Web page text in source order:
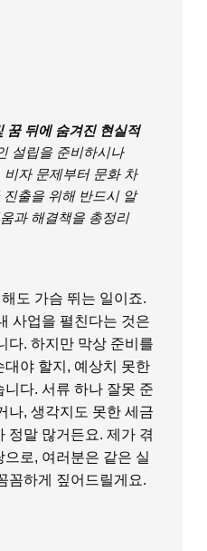
꿈 뒤에 숨겨진 현실적
설립을 준비하시나
비자 문제부터 문화 차
출을 위해 반드시 알
과 해결책을 총정리
도 가슴 뛰는 일이죠.
사업을 펼친다는 것은
다. 하지만 막상 준비를
야 할지, 예상치 못한
다. 서류 하나 잘못 준
나, 생각지도 못한 세금
정말 많거든요. 제가 겪
로, 여러분은 같은 실
꼼하게 짚어드릴게요.